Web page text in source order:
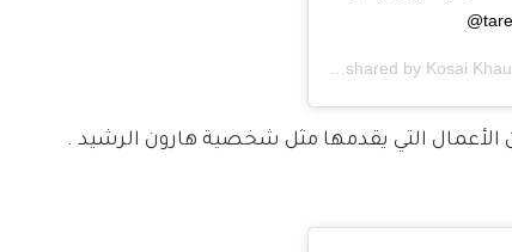
Kosai
التي يقدمها مثل شخصية هارون الرشيد .